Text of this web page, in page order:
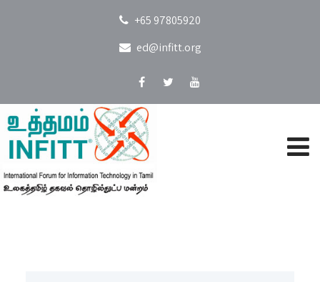
+65 97805920
ed@infitt.org